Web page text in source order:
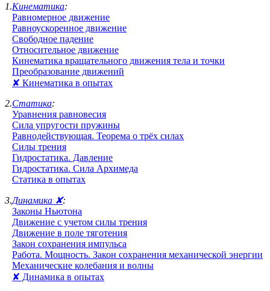
1.Кинематика:
Равномерное движение
Равноускоренное движение
Свободное падение
Относительное движение
Кинематика вращательного движения тела и точки
Преобразование движений
✘ Кинематика в опытах
2.Статика:
Уравнения равновесия
Сила упругости пружины
Равнодействующая. Теорема о трёх силах
Силы трения
Гидростатика. Давление
Гидростатика. Сила Архимеда
Статика в опытах
3.Динамика ✘:
Законы Ньютона
Движение с учетом силы трения
Движение в поле тяготения
Закон сохранения импульса
Работа. Мощность. Закон сохранения механической энергии
Механические колебания и волны
✘ Динамика в опытах